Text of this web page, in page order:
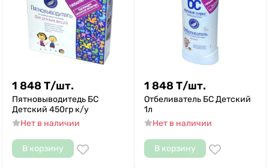
1 848 Т/шт.
Пятновыводитедь БС
Детский 450гр к/у
Нет в наличии
В корзину
1 848 Т/шт.
Отбеливатель БС Детский
1л
Нет в наличии
В корзину